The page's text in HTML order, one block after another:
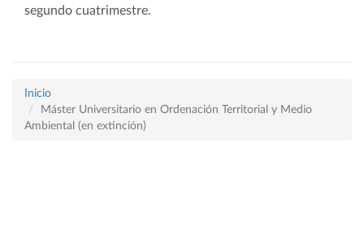
segundo cuatrimestre.
Inicio
Máster Universitario en Ordenación Territorial y Medio
Ambiental (en extinción)